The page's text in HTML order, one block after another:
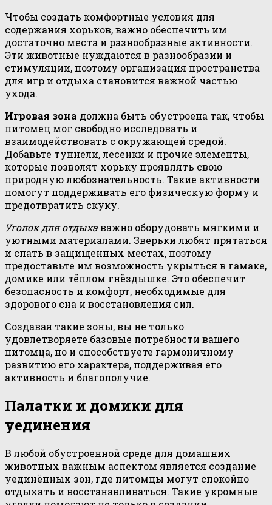
Чтобы создать комфортные условия для
содержания хорьков, важно обеспечить им
достаточно места и разнообразные активности.
Эти животные нуждаются в разнообразии и
стимуляции, поэтому организация пространства
для игр и отдыха становится важной частью
ухода.
Игровая зона должна быть обустроена так, чтобы
питомец мог свободно исследовать и
взаимодействовать с окружающей средой.
Добавьте туннели, лесенки и прочие элементы,
которые позволят хорьку проявлять свою
природную любознательность. Такие активности
помогут поддерживать его физическую форму и
предотвратить скуку.
Уголок для отдыхаважно оборудовать мягкими и
уютными материалами. Зверьки любят прятаться
и спать в защищенных местах, поэтому
предоставьте им возможность укрыться в гамаке,
домике или тёплом гнёздышке. Это обеспечит
безопасность и комфорт, необходимые для
здорового сна и восстановления сил.
Создавая такие зоны, вы не только
удовлетворяете базовые потребности вашего
питомца, но и способствуете гармоничному
развитию его характера, поддерживая его
активность и благополучие.
Палатки и домики для
уединения
В любой обустроенной среде для домашних
животных важным аспектом является создание
уединённых зон, где питомцы могут спокойно
отдыхать и восстанавливаться. Такие укромные